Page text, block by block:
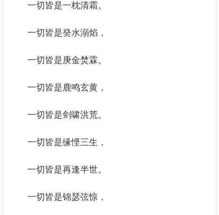
一切皆是一枕清霜。
一切皆是癸水溺焰，
一切皆是庚金焚霖。
一切皆是鹿鸣玄黄，
一切皆是剑啸洪荒。
一切皆是缘悭三生，
一切皆是再逢半世。
一切皆是锦瑟弦惊，